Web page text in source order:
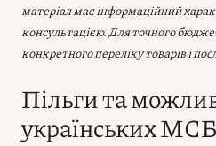
матеріал має інформаційний
консультацією. Для точного
конкретного переліку товарів і
Пільги та
українських МСБ